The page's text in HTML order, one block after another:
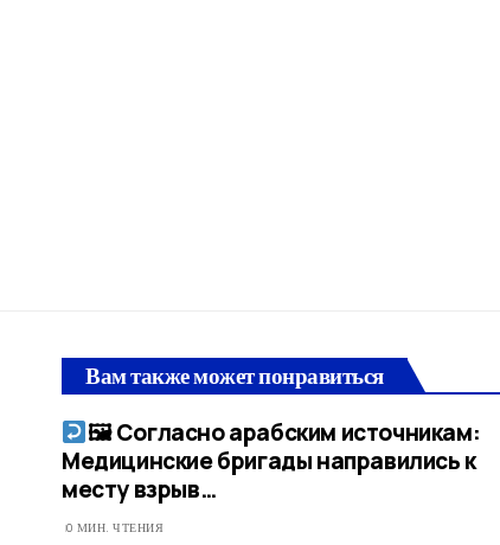
Вам также может понравиться
🖼 Согласно арабским источникам:
Медицинские бригады направились к
месту взрыв…​
0 МИН. ЧТЕНИЯ